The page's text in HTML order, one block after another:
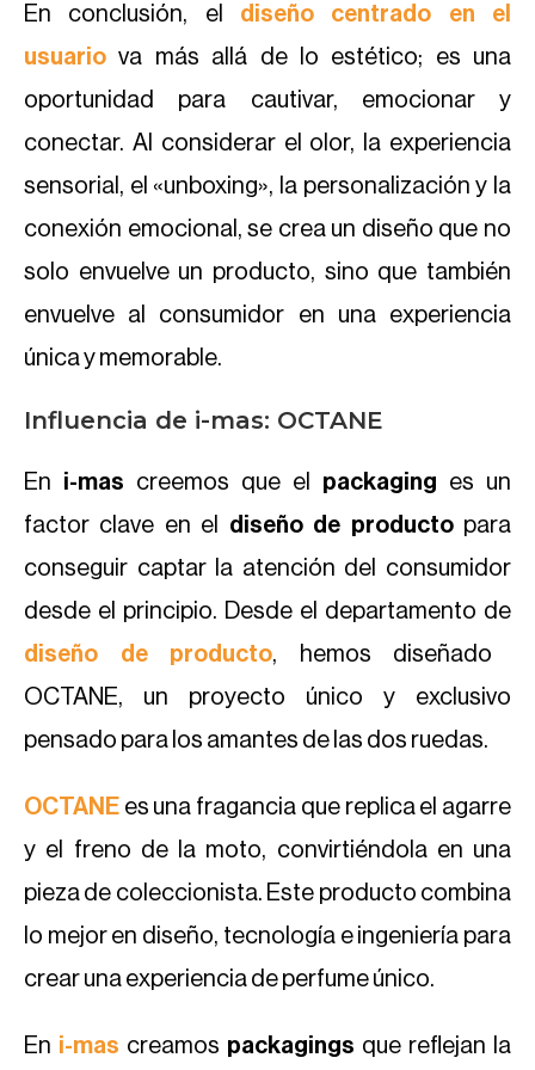
En conclusión, el diseño centrado en el
usuario va más allá de lo estético; es una
oportunidad para cautivar, emocionar y
conectar. Al considerar el olor, la experiencia
sensorial, el «unboxing», la personalización y la
conexión emocional, se crea un diseño que no
solo envuelve un producto, sino que también
envuelve al consumidor en una experiencia
única y memorable.
Influencia de i-mas: OCTANE
En i-mas creemos que el packaging es un
factor clave en el
diseño de productopara
conseguir captar la atención del consumidor
desde el principio. Desde el departamento de
diseño de producto, hemos diseñado
OCTANE, un proyecto único y exclusivo
pensado para los amantes de las dos ruedas.
OCTANE es una fragancia que replica el agarre
y el freno de la moto, convirtiéndola en una
pieza de coleccionista. Este producto combina
lo mejor en diseño, tecnología e ingeniería para
crear una experiencia de perfume único.
En i-mas creamos packagings que reflejan la